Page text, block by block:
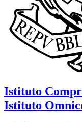
Istituto
Istituto